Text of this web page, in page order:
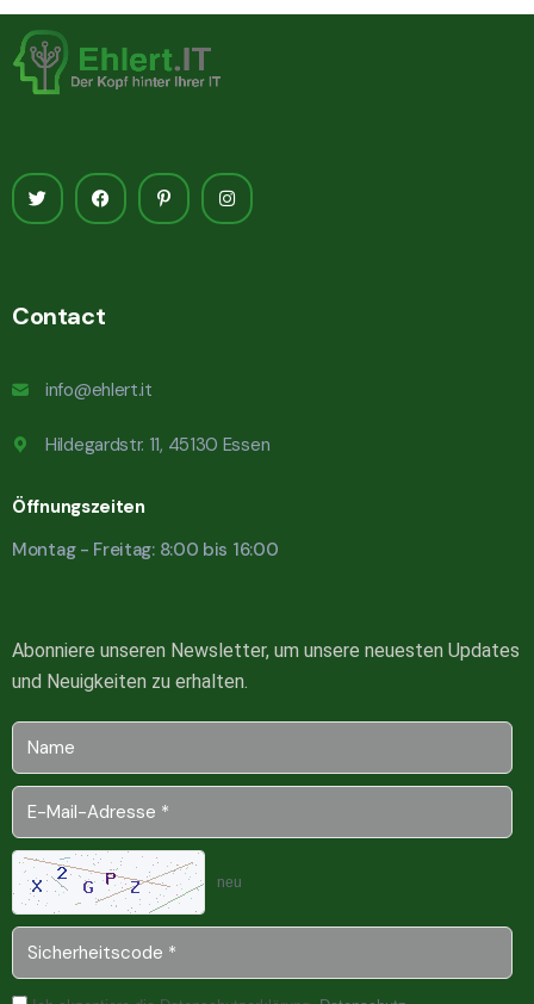
Contact
info@ehlert.it
Hildegardstr. 11, 45130 Essen
Öffnungszeiten
Montag - Freitag: 8:00 bis 16:00
Abonniere unseren Newsletter, um unsere neuesten Updates
und Neuigkeiten zu erhalten.
neu